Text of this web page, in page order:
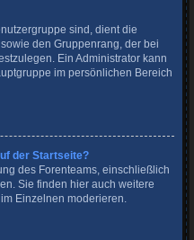
sind, dient die
den Gruppenrang, der bei
Ein Administrator kann
im persönlichen Bereich
der Startseite?
des Forenteams, einschließlich
Sie finden hier auch weitere
Einzelnen moderieren.